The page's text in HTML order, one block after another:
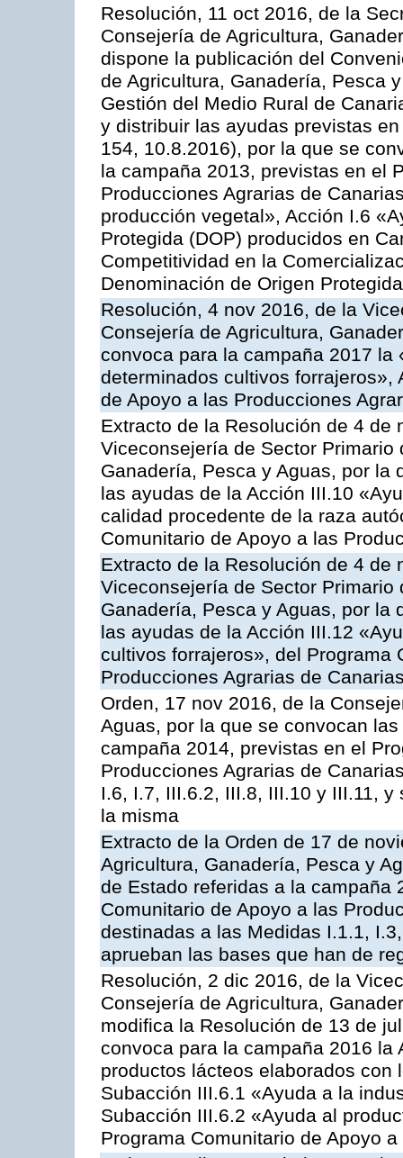
Resolución, 11 oct 2016, de la
Consejería de Agricultura,
dispone la publicación del
de Agricultura, Ganadería, Pesca
Gestión del Medio Rural de
y distribuir las ayudas previstas
154, 10.8.2016), por la que se
la campaña 2013, previstas en el
Producciones Agrarias de
producción vegetal», Acción I.6
Protegida (DOP) producidos en
Competitividad en la
Denominación de Origen
Resolución, 4 nov 2016, de la
Consejería de Agricultura,
convoca para la campaña 2017 la
determinados cultivos forrajeros»,
de Apoyo a las Producciones
Extracto de la Resolución de 4 de
Viceconsejería de Sector
Ganadería, Pesca y Aguas, por la
las ayudas de la Acción III.10
calidad procedente de la raza
Comunitario de Apoyo a las
Extracto de la Resolución de 4 de
Viceconsejería de Sector
Ganadería, Pesca y Aguas, por la
las ayudas de la Acción III.12
cultivos forrajeros», del Programa
Producciones Agrarias de
Orden, 17 nov 2016, de la
Aguas, por la que se convocan
campaña 2014, previstas en el
Producciones Agrarias de
I.6, I.7, III.6.2, III.8, III.10 y III.11,
la misma
Extracto de la Orden de 17 de
Agricultura, Ganadería, Pesca y
de Estado referidas a la campaña
Comunitario de Apoyo a las
destinadas a las Medidas I.1.1,
aprueban las bases que han de
Resolución, 2 dic 2016, de la
Consejería de Agricultura,
modifica la Resolución de 13 de
convoca para la campaña 2016
productos lácteos elaborados
Subacción III.6.1 «Ayuda a la
Subacción III.6.2 «Ayuda al
Programa Comunitario de Apoyo